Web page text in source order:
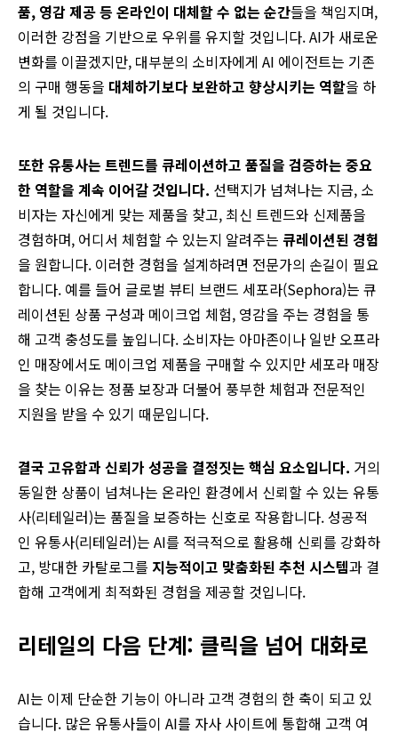
품, 영감 제공 등 온라인이 대체할 수 없는 순간들을 책임지며,
이러한 강점을 기반으로 우위를 유지할 것입니다. AI가 새로운
변화를 이끌겠지만, 대부분의 소비자에게 AI 에이전트는 기존
의 구매 행동을 대체하기보다 보완하고 향상시키는 역할을 하
게 될 것입니다.
또한 유통사는 트렌드를 큐레이션하고 품질을 검증하는 중요
한 역할을 계속 이어갈 것입니다. 선택지가 넘쳐나는 지금, 소
비자는 자신에게 맞는 제품을 찾고, 최신 트렌드와 신제품을
경험하며, 어디서 체험할 수 있는지 알려주는 큐레이션된 경험
을 원합니다. 이러한 경험을 설계하려면 전문가의 손길이 필요
합니다. 예를 들어 글로벌 뷰티 브랜드 세포라(Sephora)는 큐
레이션된 상품 구성과 메이크업 체험, 영감을 주는 경험을 통
해 고객 충성도를 높입니다. 소비자는 아마존이나 일반 오프라
인 매장에서도 메이크업 제품을 구매할 수 있지만 세포라 매장
을 찾는 이유는 정품 보장과 더불어 풍부한 체험과 전문적인
지원을 받을 수 있기 때문입니다.
결국 고유함과 신뢰가 성공을 결정짓는 핵심 요소입니다. 거의
동일한 상품이 넘쳐나는 온라인 환경에서 신뢰할 수 있는 유통
사(리테일러)는 품질을 보증하는 신호로 작용합니다. 성공적
인 유통사(리테일러)는 AI를 적극적으로 활용해 신뢰를 강화하
고, 방대한 카탈로그를 지능적이고 맞춤화된 추천 시스템과 결
합해 고객에게 최적화된 경험을 제공할 것입니다.
리테일의 다음 단계: 클릭을 넘어 대화로
AI는 이제 단순한 기능이 아니라 고객 경험의 한 축이 되고 있
습니다. 많은 유통사들이 AI를 자사 사이트에 통합해 고객 여